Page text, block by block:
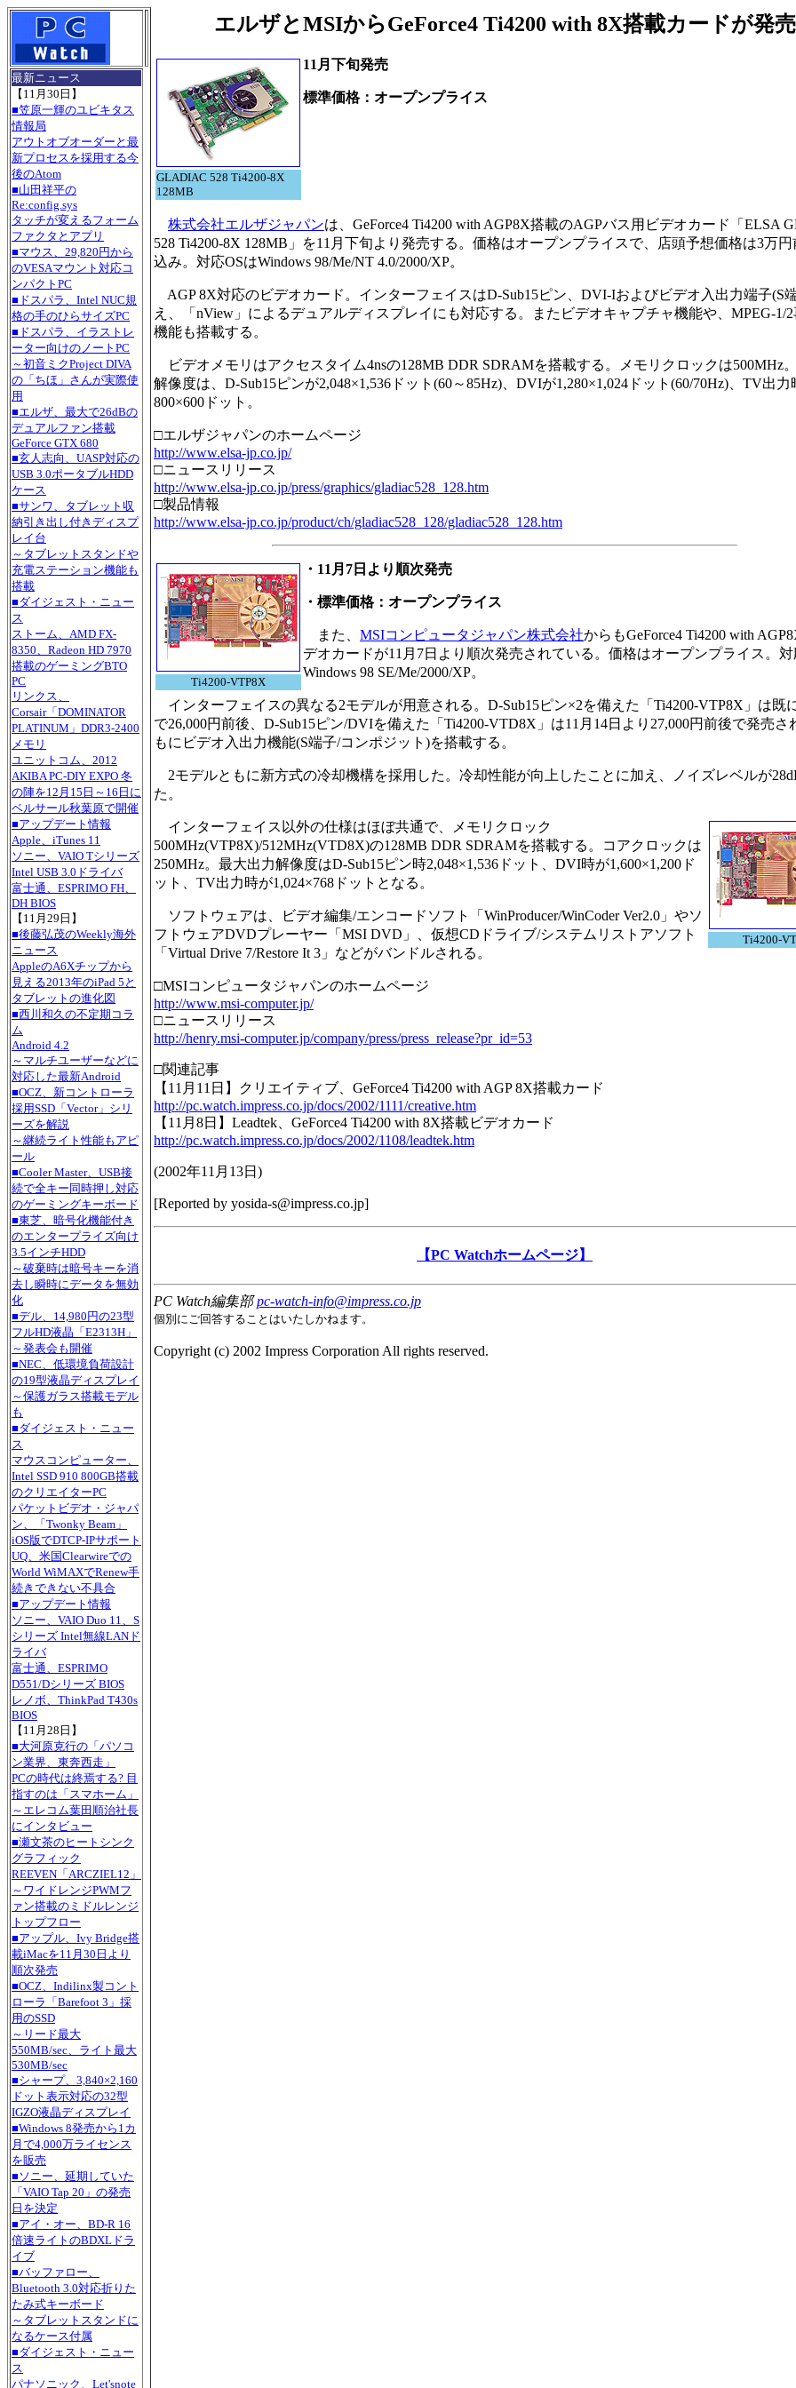
最新ニュース
【11月30日】
■笠原一輝のユビキタス
情報局
アウトオブオーダーと最
新プロセスを採用する今
後のAtom
■山田祥平の
Re:config.sys
タッチが変えるフォーム
ファクタとアプリ
■マウス、29,820円から
のVESAマウント対応コ
ンパクトPC
■ドスパラ、Intel NUC規
格の手のひらサイズPC
■ドスパラ、イラストレ
ーター向けのノートPC
～初音ミクProject DIVA
の「ちほ」さんが実際使
用
■エルザ、最大で26dBの
デュアルファン搭載
GeForce GTX 680
■玄人志向、UASP対応の
USB 3.0ポータブルHDD
ケース
■サンワ、タブレット収
納引き出し付きディスプ
レイ台
～タブレットスタンドや
充電ステーション機能も
搭載
■ダイジェスト・ニュー
ス
ストーム、AMD FX-
8350、Radeon HD 7970
搭載のゲーミングBTO
PC
リンクス、
Corsair「DOMINATOR
PLATINUM」DDR3-2400
メモリ
ユニットコム、2012
AKIBA PC-DIY EXPO 冬
の陣を12月15日～16日に
ベルサール秋葉原で開催
■アップデート情報
Apple、iTunes 11
ソニー、VAIO Tシリーズ
Intel USB 3.0ドライバ
富士通、ESPRIMO FH、
DH BIOS
【11月29日】
■後藤弘茂のWeekly海外
ニュース
AppleのA6Xチップから
見える2013年のiPad 5と
タブレットの進化図
■西川和久の不定期コラ
ム
Android 4.2
～マルチユーザーなどに
対応した最新Android
■OCZ、新コントローラ
採用SSD「Vector」シリ
ーズを解説
～継続ライト性能もアピ
ール
■Cooler Master、USB接
続で全キー同時押し対応
のゲーミングキーボード
■東芝、暗号化機能付き
のエンタープライズ向け
3.5インチHDD
～破棄時は暗号キーを消
去し瞬時にデータを無効
化
■デル、14,980円の23型
フルHD液晶「E2313H」
～発表会も開催
■NEC、低環境負荷設計
の19型液晶ディスプレイ
～保護ガラス搭載モデル
も
■ダイジェスト・ニュー
ス
マウスコンピューター、
Intel SSD 910 800GB搭載
のクリエイターPC
パケットビデオ・ジャパ
ン、「Twonky Beam」
iOS版でDTCP-IPサポート
UQ、米国Clearwireでの
World WiMAXでRenew手
続きできない不具合
■アップデート情報
ソニー、VAIO Duo 11、S
シリーズ Intel無線LANド
ライバ
富士通、ESPRIMO
D551/Dシリーズ BIOS
レノボ、ThinkPad T430s
BIOS
【11月28日】
■大河原克行の「パソコ
ン業界、東奔西走」
PCの時代は終焉する? 目
指すのは「スマホーム」
～エレコム葉田順治社長
にインタビュー
■瀬文茶のヒートシンク
グラフィック
REEVEN「ARCZIEL12」
～ワイドレンジPWMフ
ァン搭載のミドルレンジ
トップフロー
■アップル、Ivy Bridge搭
載iMacを11月30日より
順次発売
■OCZ、Indilinx製コント
ローラ「Barefoot 3」採
用のSSD
～リード最大
550MB/sec、ライト最大
530MB/sec
■シャープ、3,840×2,160
ドット表示対応の32型
IGZO液晶ディスプレイ
■Windows 8発売から1カ
月で4,000万ライセンス
を販売
■ソニー、延期していた
「VAIO Tap 20」の発売
日を決定
■アイ・オー、BD-R 16
倍速ライトのBDXLドラ
イブ
■バッファロー、
Bluetooth 3.0対応折りた
たみ式キーボード
～タブレットスタンドに
なるケース付属
■ダイジェスト・ニュー
ス
パナソニック、Let'snote
エルザとMSIからGeForce4 Ti4200 with 8X搭載カードが発売
GLADIAC 528 Ti4200-8X
128MB
11月下旬発売
標準価格：オープンプライス
株式会社エルザジャパンは、GeForce4 Ti4200 with AGP8X搭載のAGPバス用ビデオカード「ELSA
528 Ti4200-8X 128MB」を11月下旬より発売する。価格はオープンプライスで、店頭予想価格は3万
込み。対応OSはWindows 98/Me/NT 4.0/2000/XP。
AGP 8X対応のビデオカード。インターフェイスはD-Sub15ピン、DVI-Iおよびビデオ入出力端子(S
え、「nView」によるデュアルディスプレイにも対応する。またビデオキャプチャ機能や、MPEG-1/
機能も搭載する。
ビデオメモリはアクセスタイム4nsの128MB DDR SDRAMを搭載する。メモリクロックは500MHz
解像度は、D-Sub15ピンが2,048×1,536ドット(60～85Hz)、DVIが1,280×1,024ドット(60/70Hz)、TV出力
800×600ドット。
□エルザジャパンのホームページ
http://www.elsa-jp.co.jp/
□ニュースリリース
http://www.elsa-jp.co.jp/press/graphics/gladiac528_128.htm
□製品情報
http://www.elsa-jp.co.jp/product/ch/gladiac528_128/gladiac528_128.htm
Ti4200-VTP8X
・11月7日より順次発売
・標準価格：オープンプライス
また、 MSIコンピュータジャパン株式会社からもGeForce4 Ti4200 with
デオカードが11月7日より順次発売されている。価格はオープンプライス。対
Windows 98 SE/Me/2000/XP。
インターフェイスの異なる2モデルが用意される。D-Sub15ピン×2を備えた「Ti4200-VTP8X」は既
で26,000円前後、D-Sub15ピン/DVIを備えた「Ti4200-VTD8X」は11月14日より27,000円前後で発売さ
もにビデオ入出力機能(S端子/コンポジット)を搭載する。
2モデルともに新方式の冷却機構を採用した。冷却性能が向上したことに加え、ノイズレベルが
た。
Ti4200-
インターフェイス以外の仕様はほぼ共通で、メモリクロック
500MHz(VTP8X)/512MHz(VTD8X)の128MB DDR SDRAMを搭載する。コアクロックは
250MHz。最大出力解像度はD-Sub15ピン時2,048×1,536ドット、DVI時が1,600×1,200ド
ット、TV出力時が1,024×768ドットとなる。
ソフトウェアは、ビデオ編集/エンコードソフト「WinProducer/WinCoder Ver2.0」やソ
フトウェアDVDプレーヤー「MSI DVD」、仮想CDドライブ/システムリストアソフト
「Virtual Drive 7/Restore It 3」などがバンドルされる。
□MSIコンピュータジャパンのホームページ
http://www.msi-computer.jp/
□ニュースリリース
http://henry.msi-computer.jp/company/press/press_release?pr_id=53
□関連記事
【11月11日】クリエイティブ、GeForce4 Ti4200 with AGP 8X搭載カード
http://pc.watch.impress.co.jp/docs/2002/1111/creative.htm
【11月8日】Leadtek、GeForce4 Ti4200 with 8X搭載ビデオカード
http://pc.watch.impress.co.jp/docs/2002/1108/leadtek.htm
(2002年11月13日 )
[Reported by yosida-s@impress.co.jp]
【PC Watchホームページ】
PC Watch編集部pc-watch-info@impress.co.jp
個別にご回答することはいたしかねます。
Copyright (c) 2002 Impress Corporation All rights reserved.